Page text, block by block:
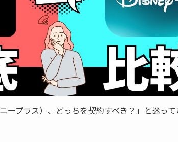
ープラス）、どっちを契約すべき？」と迷っ